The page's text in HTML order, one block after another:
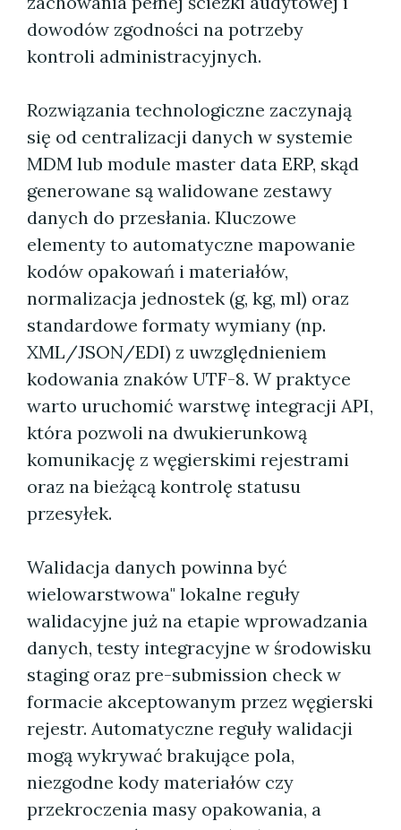
dowodów zgodności na potrzeby
kontroli administracyjnych.
Rozwiązania technologiczne zaczynają
się od centralizacji danych w systemie
MDM lub module master data ERP, skąd
generowane są walidowane zestawy
danych do przesłania. Kluczowe
elementy to automatyczne mapowanie
kodów opakowań i materiałów,
normalizacja jednostek (g, kg, ml) oraz
standardowe formaty wymiany (np.
XML/JSON/EDI) z uwzględnieniem
kodowania znaków UTF-8. W praktyce
warto uruchomić warstwę integracji API,
która pozwoli na dwukierunkową
komunikację z węgierskimi rejestrami
oraz na bieżącą kontrolę statusu
przesyłek.
Walidacja danych powinna być
wielowarstwowa" lokalne reguły
walidacyjne już na etapie wprowadzania
danych, testy integracyjne w środowisku
staging oraz pre-submission check w
formacie akceptowanym przez węgierski
rejestr. Automatyczne reguły walidacji
mogą wykrywać brakujące pola,
niezgodne kody materiałów czy
przekroczenia masy opakowania, a